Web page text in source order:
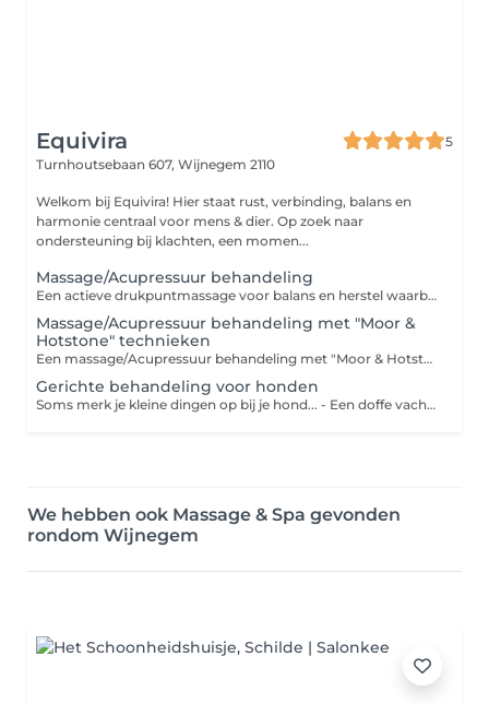
Equivira
5
Turnhoutsebaan 607, Wijnegem 2110
Welkom bij Equivira! Hier staat rust, verbinding, balans en
harmonie centraal voor mens & dier. Op zoek naar
ondersteuning bij klachten, een momen...
Massage/Acupressuur behandeling
Een actieve drukpuntmassage voor balans en herstel waarbij er met gerichte, manuele druk gewerkt wordt op meridianen en drukpunten in het lichaam. In tegenstelling tot Reiki, dat volledig energetisch en iets passiever is, is dit een actievere behandeling/massage waarbij ik met mijn handen en duimen druk uitoefen op specifieke zones. Deze fysieke prikkels nemen blokkades weg, stimuleren de energiedoorstroom en helpen je lichaam om spanning los te laten & opnieuw in balans te komen. Je ligt gekleed op een Futon mat en de behandeling wordt steeds volledig afgestemd op wat jouw lichaam op dat moment nodig heeft. De behandeling werkt diep door op zowel lichamelijk als mentaal niveau. Het is ideaal bij klachten zoals gespannen spieren, rug of nekklachten, hoofdpijn, stress, vermoeidheid... enz.
Massage/Acupressuur behandeling met "Moor &
Hotstone" technieken
Een massage/Acupressuur behandeling met "Moor & Hotstone" technieken is een heerlijke behandeling waarbij warmte extra in de kijker wordt gezet! Tijdens deze behandeling wordt de diepe werking van de behandeling gecombineerd met de weldadige warmte van Moor & Hotstone technieken. De behandeling zorgt via zachte drukpunten voor het herstellen van de energiebalans in het lichaam. De verwarmde edelstenen, hotstones en Moorkussens brengen een aangename diepe warmte die de spieren, gewrichten, het bindweefsel enz versoepelt, spanningen losmaakt en de doorbloeding stimuleert. Het resultaat is een behandeling die zowel ontspannend als vitaliserend werkt. Alle stress smelt letterlijk weg, het lichaam en de geest komen volledig tot rust. Kortom, een pure verwennerij die zorgt voor een fysieke en mentale boost! Tot snel! Warme groet, Equivira
Gerichte behandeling voor honden
Soms merk je kleine dingen op bij je hond... - Een doffe vacht of schilfers - Stinkende adem/mond - Winderigheid of gevoelige darmen - Oorontstekingen die blijven terugkomen - Onrust als je even weg bent - Jeuk of krabben - Tranende ogen of grote prutjes - Weinig eetlust of overgeven - Stijvere bewegingen - Langdurig hoesten of moeilijk ademhalen Misschien herken je één van deze signalen ? Het lijkt iets "kleins".. maar vaak is het een teken dat er iets uit balans is en het lichaam ons iets wil vertellen. Wil je graag wat extra informatie of advies? Voel je gerust welkom om mij te contacteren. Dan bekijken we samen eventjes wat er juist speelt en wat ik voor jouw trouwe viervoeter kan betekenen! Ik werk aan de hand van verschillende technieken zoals acupunctuur/acupressuur, osteopathie, Reiki, Massagetechnieken... Veel liefs, Equivira
We hebben ook Massage & Spa gevonden
rondom Wijnegem